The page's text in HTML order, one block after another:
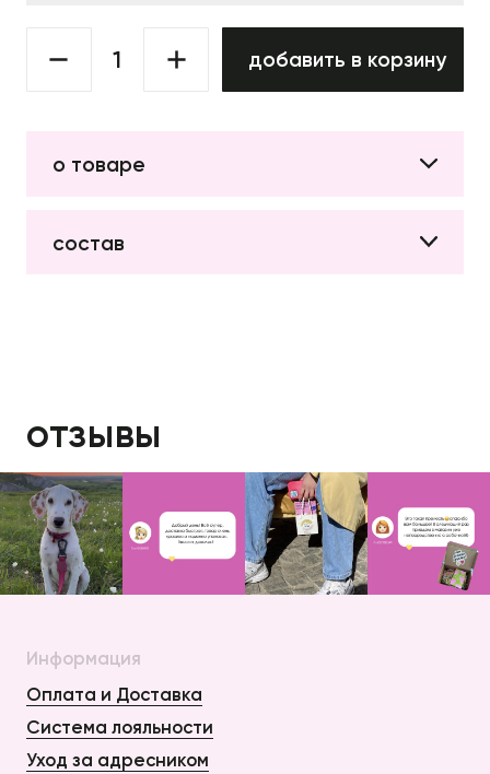
добавить в корзину
о товаре
состав
отзывы
Информация
Оплата и Доставка
Система лояльности
Уход за адресником